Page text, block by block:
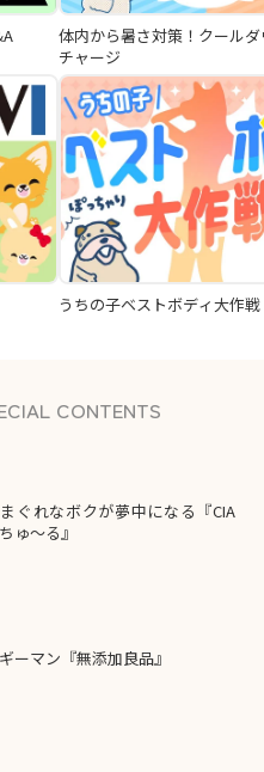
体内から暑さ対策！クール
チャージ
うちの子ベストボディ大作戦
CONTENTS
ぐれなボクが夢中になる『CIA
ゅ～る』
ーマン『無添加良品』